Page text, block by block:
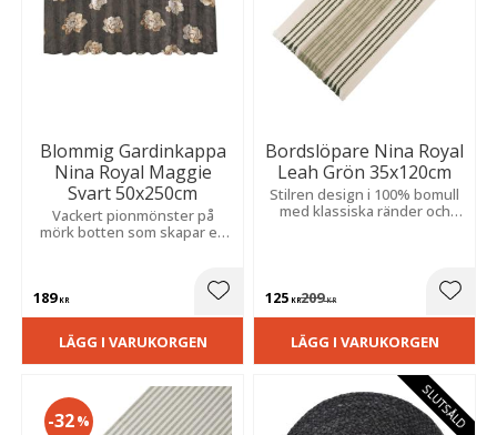
Blommig Gardinkappa
Nina Royal Maggie
Svart 50x250cm
Vackert pionmönster på
mörk botten som skapar en
189KR Lägg till i favoriter
LÄGG I VARUKORGEN
Bordslöpare Nina Royal
Leah Grön 35x120cm
Stilren design i 100% bomull
med klassiska ränder och
125 KR209KR
LÄGG I VARUKORGEN
32% SLUTSÅLD